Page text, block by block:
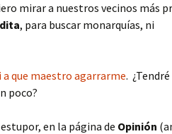
mirar a nuestros vecinos más
, para buscar monarquías, ni
a que maestro agarrarme. ¿Tendré
poco?
en la página de Opinión